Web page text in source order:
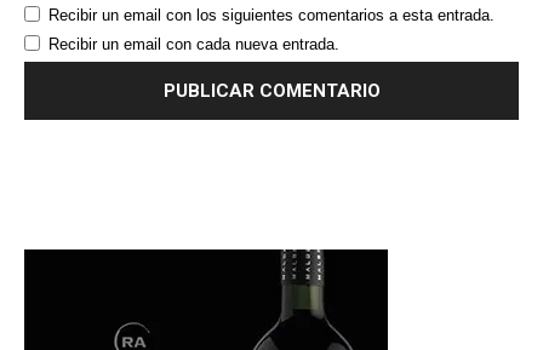
Recibir un email con los siguientes comentarios a esta entrada.
Recibir un email con cada nueva entrada.